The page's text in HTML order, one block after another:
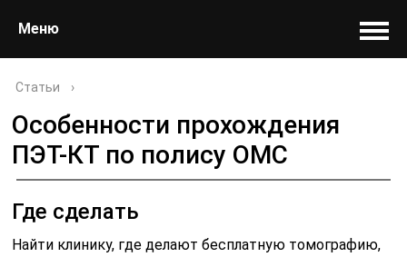
Меню
Статьи ›
Особенности прохождения
ПЭТ-КТ по полису ОМС
Где сделать
Найти клинику, где делают бесплатную томографию,